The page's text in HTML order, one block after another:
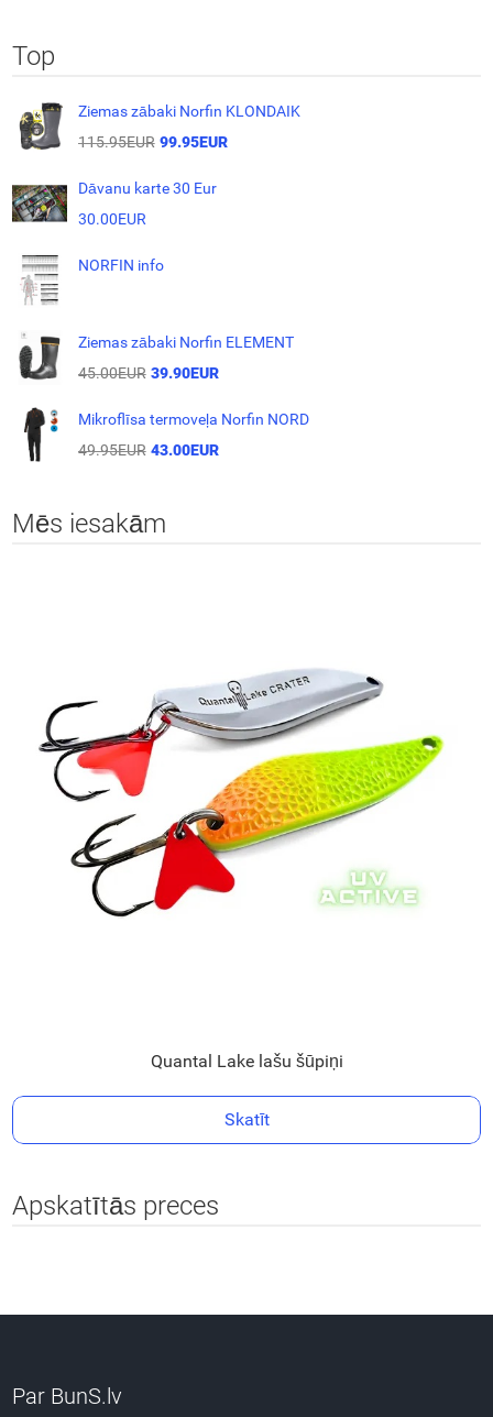
Top
Ziemas zābaki Norfin KLONDAIK
115.95EUR 99.95EUR
Dāvanu karte 30 Eur
30.00EUR
NORFIN info
Ziemas zābaki Norfin ELEMENT
45.00EUR 39.90EUR
Mikroflīsa termoveļa Norfin NORD
49.95EUR 43.00EUR
Mēs iesakām
Quantal Lake lašu šūpiņi
Skatīt
Apskatītās preces
Par BunS.lv